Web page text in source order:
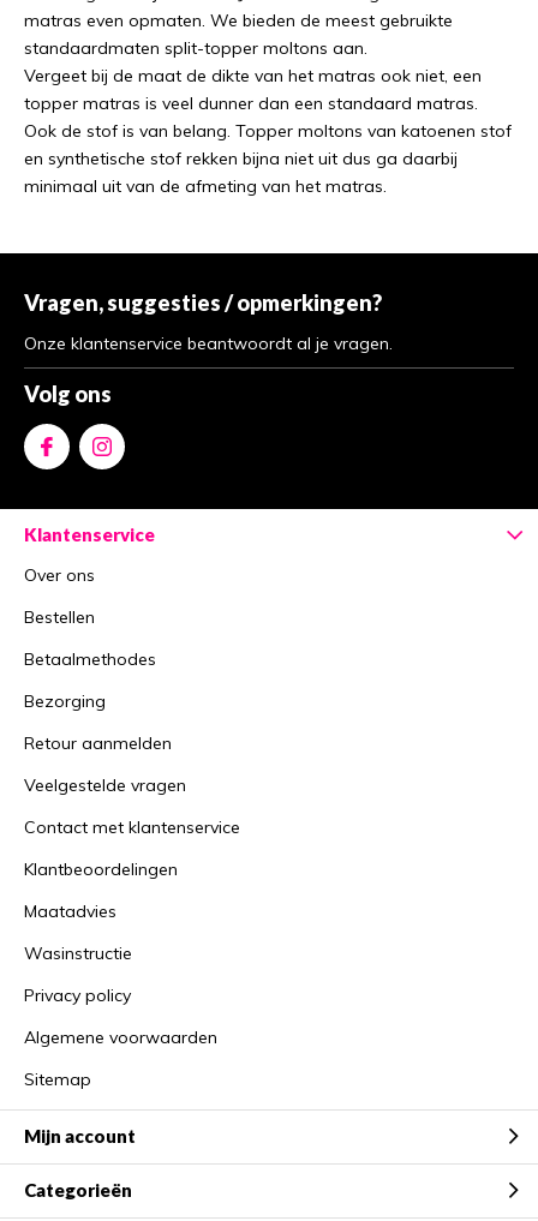
matras even opmaten. We bieden de meest gebruikte
standaardmaten split-topper moltons aan.
Vergeet bij de maat de dikte van het matras ook niet, een
topper matras is veel dunner dan een standaard matras.
Ook de stof is van belang. Topper moltons van katoenen stof
en synthetische stof rekken bijna niet uit dus ga daarbij
minimaal uit van de afmeting van het matras.
Vragen, suggesties / opmerkingen?
Onze klantenservice beantwoordt al je vragen.
Volg ons
Klantenservice
Over ons
Bestellen
Betaalmethodes
Bezorging
Retour aanmelden
Veelgestelde vragen
Contact met klantenservice
Klantbeoordelingen
Maatadvies
Wasinstructie
Privacy policy
Algemene voorwaarden
Sitemap
Mijn account
Categorieën